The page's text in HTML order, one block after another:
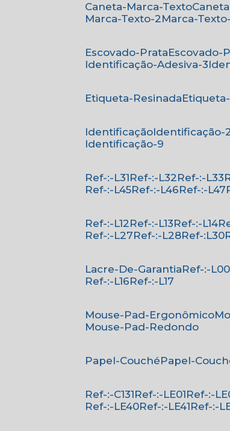
Caneta-Marca-Texto
Marca-Texto-2
Marca-
Escovado-Prata
Escovado-
Identificação-Adesiva-3
Etiqueta-Resinada
Identificação Identificação-
Identificação-9
Ref-:-L31
Ref-:-L32 Ref-:-L33
Ref-:-L45
Ref-:-L46 Ref-:-L47
Ref-:-L12
Ref-:-L13 Ref-:-L14
Ref-:-L27
Ref-:-L28 Ref-:L30
Lacre-De-Garantia
Ref-:-L00
Ref-:-L16
Ref-:-L17
Mouse-Pad-Ergonômico
Mouse-Pad-Redondo
Papel-Couché
Papel-
Ref-:-C131
Ref-:-LE01 Ref-:-
Ref-:-LE40
Ref-:-LE41 Ref-:-